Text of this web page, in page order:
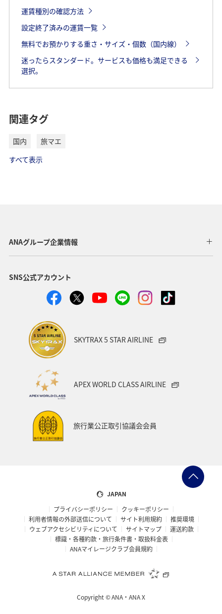
運賃種別の確認方法
設定終了済みの運賃一覧
無料でお預かりする重さ・サイズ・個数（国内線）
迷ったらスタンダード。サービスも価格も満足できる
選択。
関連タグ
国内
旅マエ
すべて表示
ANAグループ企業情報
SNS公式アカウント
SKYTRAX 5 STAR AIRLINE
APEX WORLD CLASS AIRLINE
旅行業公正取引協議会会員
JAPAN
プライバシーポリシー
クッキーポリシー
利用者情報の外部送信について
サイト利用規約
推奨環境
ウェブアクセシビリティについて
サイトマップ
運送約款
標識・各種約款・旅行条件書・取扱料金表
ANAマイレージクラブ会員規約
Copyright ©ANA・ANA X